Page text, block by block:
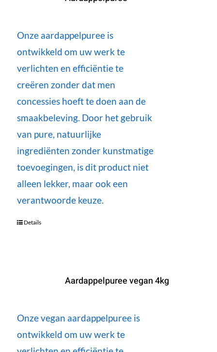
Onze aardappelpuree is
ontwikkeld om uw werk te
verlichten en efficiëntie te
creëren zonder dat men
concessies hoeft te doen aan de
smaakbeleving. Door het gebruik
van pure, natuurlijke
ingrediënten zonder kunstmatige
toevoegingen, is dit product niet
alleen lekker, maar ook een
verantwoorde keuze.
Details
Aardappelpuree vegan 4kg
Onze vegan aardappelpuree is
ontwikkeld om uw werk te